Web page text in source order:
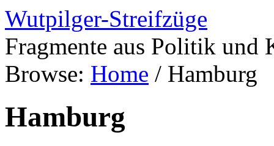
Wutpilger-Streifzüge
Fragmente aus Politik und
Browse: Home / Hamburg
Hamburg